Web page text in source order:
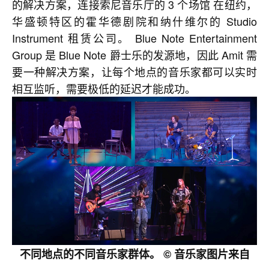
的解决方案，连接索尼音乐厅的 3 个场馆 在纽约，
华盛顿特区的霍华德剧院和纳什维尔的 Studio
Instrument 租赁公司。 Blue Note Entertainment
Group 是 Blue Note 爵士乐的发源地，因此 Amit 需
要一种解决方案，让每个地点的音乐家都可以实时
相互监听，需要极低的延迟才能成功。
不同地点的不同音乐家群体。 © 音乐家图片来自